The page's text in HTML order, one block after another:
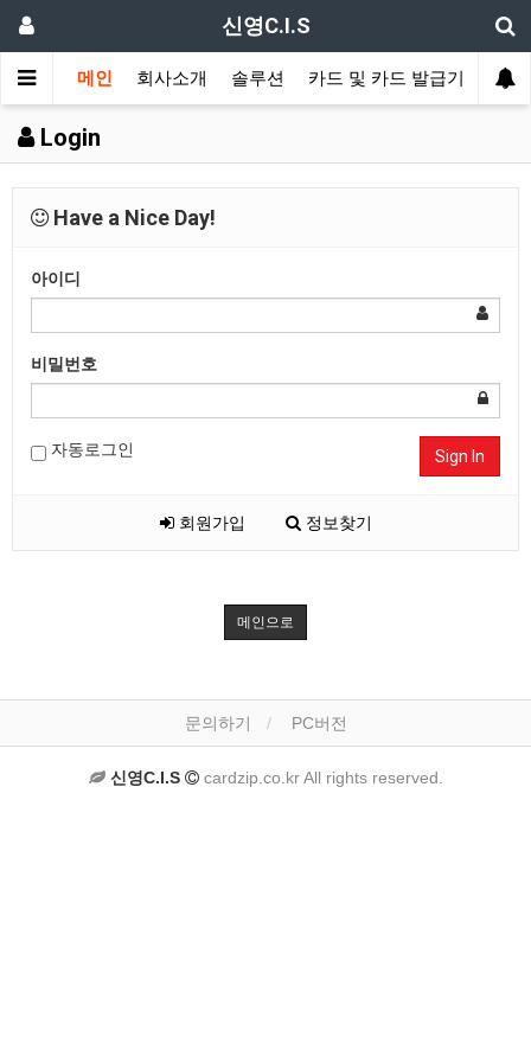
신영C.I.S
메인 회사소개 솔루션 카드 및 카드 발급기 신
Login
Have a Nice Day!
아이디
비밀번호
자동로그인 Sign In
회원가입 정보찾기
메인으로
문의하기 PC버전
신영C.I.S cardzip.co.kr All rights reserved.